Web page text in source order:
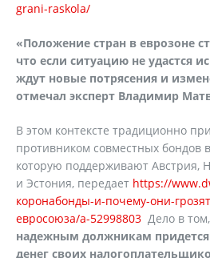
grani-raskola/
«Положение стран в еврозоне
что если ситуацию не удастся
ждут новые потрясения и
отмечал эксперт Владимир
В этом контексте традиционно
противником совместных бондов
которую поддерживают Австрия,
и Эстония, передает https://
коронабонды-и-почему-они-
евросоюза/a-52998803 Дело в том,
надежным должникам
денег своих